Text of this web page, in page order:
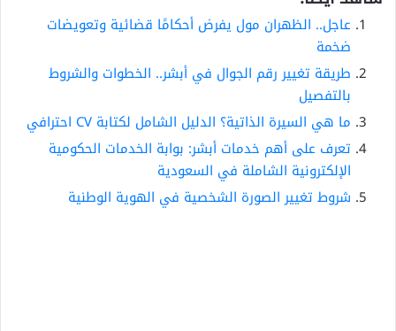
عاجل.. الظهران مول يفرض أحكامًا قضائية وتعويضات
ضخمة
طريقة تغيير رقم الجوال في أبشر.. الخطوات والشروط
بالتفصيل
ما هي السيرة الذاتية؟ الدليل الشامل لكتابة CV احترافي
تعرف على أهم خدمات أبشر: بوابة الخدمات الحكومية
الإلكترونية الشاملة في السعودية
شروط تغيير الصورة الشخصية في الهوية الوطنية